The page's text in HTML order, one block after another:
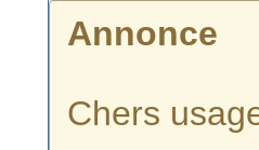
Annonce
Chers